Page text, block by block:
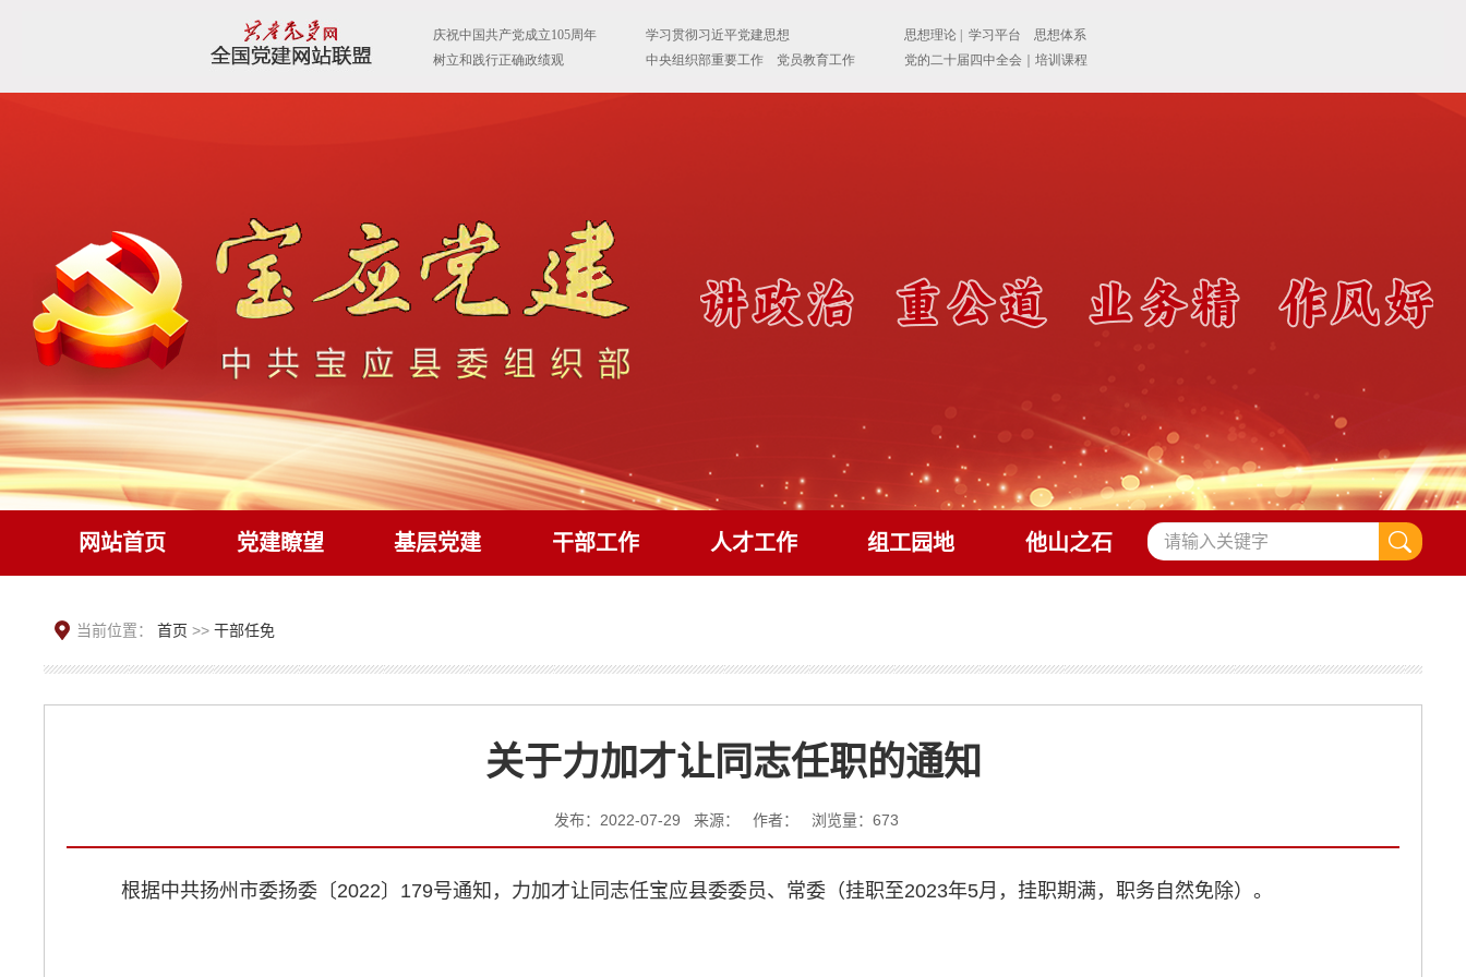
网站首页 党建瞭望 基层党建 干部工作 人才工作 组工园地 他山之石
当前位置： 首页 >> 干部任免
关于力加才让同志任职的通知
发布：2022-07-29 来源： 作者： 浏览量： 673
根据中共扬州市委扬委〔2022〕179号通知，力加才让同志任宝应县委委员、常委（挂职至2023年5月，挂职期满，职务自然免除）。